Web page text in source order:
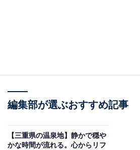
編集部が選ぶおすすめ記事
【三重県の温泉地】静かで穏や
かな時間が流れる。心からリフ